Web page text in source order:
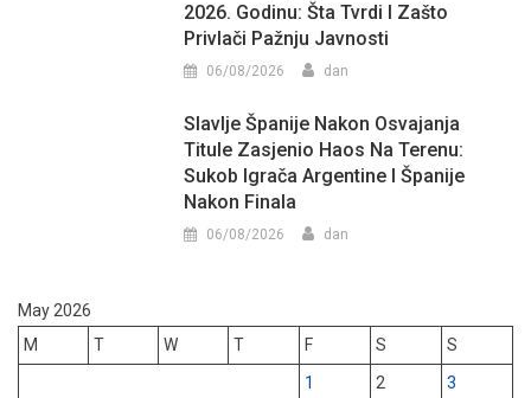
2026. Godinu: Šta Tvrdi I Zašto
Privlači Pažnju Javnosti
06/08/2026 dan
Slavlje Španije Nakon Osvajanja
Titule Zasjenio Haos Na Terenu:
Sukob Igrača Argentine I Španije
Nakon Finala
06/08/2026 dan
May 2026
M
T W T F S
S
1
2
3